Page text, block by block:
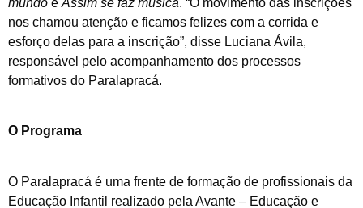
mundo e Assim se faz música. “O movimento das inscrições
nos chamou atenção e ficamos felizes com a corrida e
esforço delas para a inscrição”, disse Luciana Ávila,
responsável pelo acompanhamento dos processos
formativos do Paralapracá.
O Programa
O Paralapracá é uma frente de formação de profissionais da
Educação Infantil realizado pela Avante – Educação e